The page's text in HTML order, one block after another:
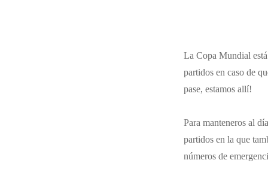
La Copa Mundial
partidos en caso de
pase, estamos allí!
Para manteneros al
partidos en la que
números de